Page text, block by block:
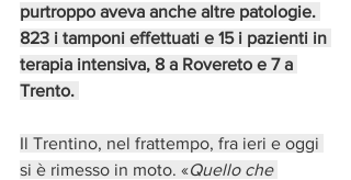
purtroppo aveva anche altre patologie.
823 i tamponi effettuati e 15 i pazienti in
terapia intensiva, 8 a Rovereto e 7 a
Trento.
Il Trentino, nel frattempo, fra ieri e oggi
si è rimesso in moto. «Quello che